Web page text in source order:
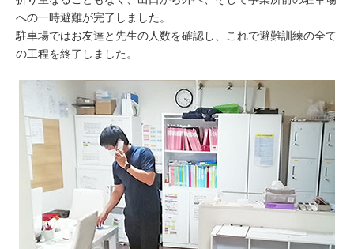
への一時避難が完了しました。
駐車場ではお友達と先生の人数を確認し、これで避難訓練の全て
の工程を終了しました。